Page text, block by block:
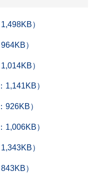
）
）
）
1,141KB）
926KB）
1,006KB）
）
）